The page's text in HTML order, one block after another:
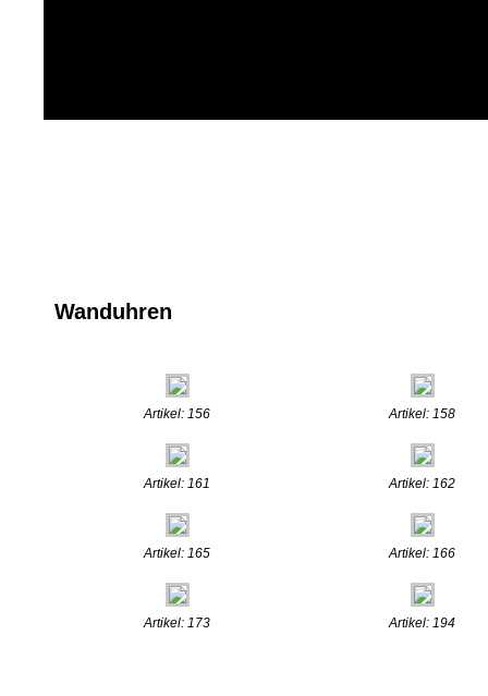
Wanduhren
Artikel: 156 Artikel: 158
Artikel: 161 Artikel: 162
Artikel: 165 Artikel: 166
Artikel: 173 Artikel: 194